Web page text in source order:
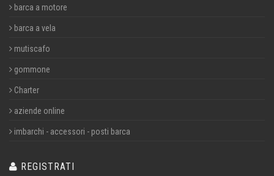
barca a motore
barca a vela
mutiscafo
gommone
Charter
aziende online
imbarchi - accessori - posti barca
REGISTRATI